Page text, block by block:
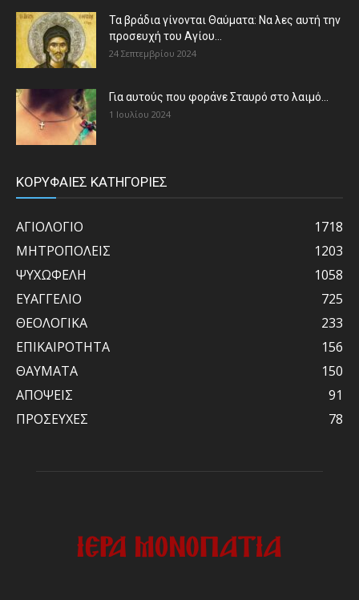
Τα βράδια γίνονται Θαύματα: Να λες αυτή την
προσευχή του Αγίου...
24 Σεπτεμβρίου 2024
Για αυτούς που φοράνε Σταυρό στο λαιμό…
1 Ιουλίου 2024
ΚΟΡΥΦΑΙΕΣ ΚΑΤΗΓΟΡΙΕΣ
ΑΓΙΟΛΟΓΙΟ
1718
ΜΗΤΡΟΠΟΛΕΙΣ
1203
ΨΥΧΩΦΕΛΗ
1058
ΕΥΑΓΓΕΛΙΟ
725
ΘΕΟΛΟΓΙΚΑ
233
ΕΠΙΚΑΙΡΟΤΗΤΑ
156
ΘΑΥΜΑΤΑ
150
ΑΠΟΨΕΙΣ
91
ΠΡΟΣΕΥΧΕΣ
78